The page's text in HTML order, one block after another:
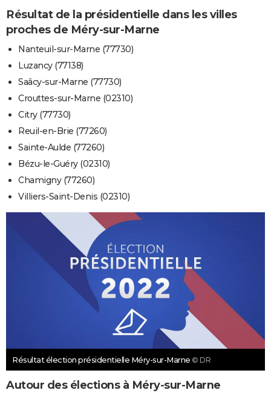
Résultat de la présidentielle dans les villes
proches de Méry-sur-Marne
Nanteuil-sur-Marne (77730)
Luzancy (77138)
Saâcy-sur-Marne (77730)
Crouttes-sur-Marne (02310)
Citry (77730)
Reuil-en-Brie (77260)
Sainte-Aulde (77260)
Bézu-le-Guéry (02310)
Chamigny (77260)
Villiers-Saint-Denis (02310)
Résultat élection présidentielle Méry-sur-Marne © DR
Autour des élections à Méry-sur-Marne